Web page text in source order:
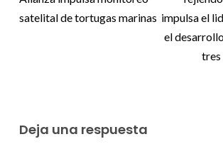
satelital de tortugas marinas impulsa el
el
tres
Deja una respuesta